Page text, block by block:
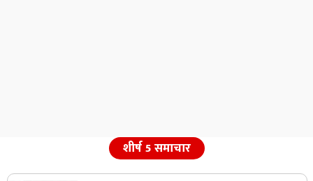
शीर्ष 5 समाचार